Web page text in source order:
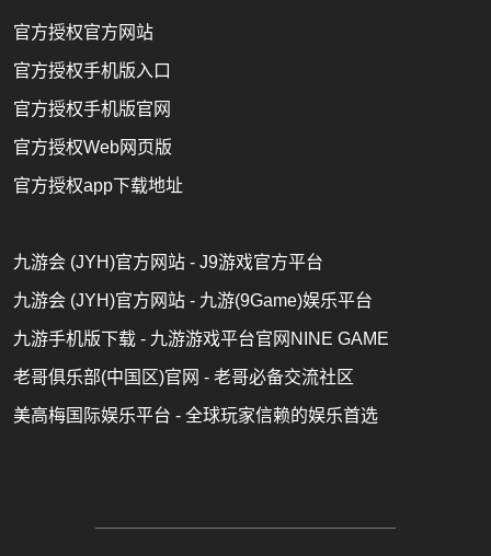
官方授权官方网站
官方授权手机版入口
官方授权手机版官网
官方授权Web网页版
官方授权app下载地址
九游会 (JYH)官方网站 - J9游戏官方平台
九游会 (JYH)官方网站 - 九游(9Game)娱乐平台
九游手机版下载 - 九游游戏平台官网NINE GAME
老哥俱乐部(中国区)官网 - 老哥必备交流社区
美高梅国际娱乐平台 - 全球玩家信赖的娱乐首选